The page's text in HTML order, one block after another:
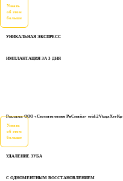
Узнать
об этом
больше
УНИКАЛЬНАЯ ЭКСПРЕСС
ИМПЛАНТАЦИЯ ЗА 3 ДНЯ
Реклама ООО «Стоматология РиСмайл» erid:2VtzqxXsvKp
Узнать
об этом
больше
УДАЛЕНИЕ ЗУБА
С ОДНОМЕНТНЫМ ВОССТАНОВЛЕНИЕМ